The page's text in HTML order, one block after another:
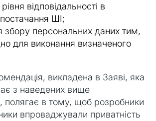
відповідальності в
ШІ;
персональних даних тим,
для виконання визначеного
викладена в Заяві, яка
з наведених вище
полягає в тому, щоб розробники
впроваджували приватність